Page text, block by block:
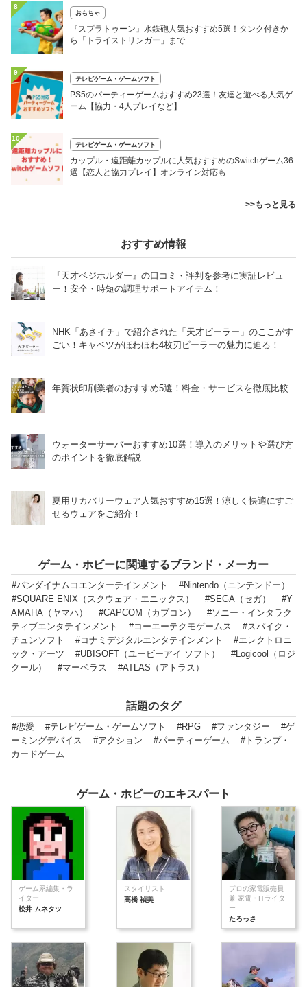
8
おもちゃ
『スプラトゥーン』水鉄砲人気おすすめ5選！タンク付きか
ら「トライストリンガー」まで
9
テレビゲーム・ゲームソフト
PS5のパーティーゲームおすすめ23選！友達と遊べる人気ゲ
ーム【協力・4人プレイなど】
10
テレビゲーム・ゲームソフト
カップル・遠距離カップルに人気おすすめのSwitchゲーム36
選【恋人と協力プレイ】オンライン対応も
>>もっと見る
おすすめ情報
『天才ベジホルダー』の口コミ・評判を参考に実証レビュ
ー！安全・時短の調理サポートアイテム！
NHK「あさイチ」で紹介された「天才ピーラー」のここがす
ごい！キャベツがほわほわ4枚刃ピーラーの魅力に迫る！
年賀状印刷業者のおすすめ5選！料金・サービスを徹底比較
ウォーターサーバーおすすめ10選！導入のメリットや選び方
のポイントを徹底解説
夏用リカバリーウェア人気おすすめ15選！涼しく快適にすご
せるウェアをご紹介！
ゲーム・ホビーに関連するブランド・メーカー
#バンダイナムコエンターテインメント
#Nintendo（ニンテンドー）
#SQUARE ENIX（スクウェア・エニックス）
#SEGA（セガ）
#Y
AMAHA（ヤマハ）
#CAPCOM（カプコン）
#ソニー・インタラク
ティブエンタテインメント
#コーエーテクモゲームス
#スパイク・
チュンソフト
#コナミデジタルエンタテインメント
#エレクトロニ
ック・アーツ
#UBISOFT（ユービーアイ ソフト）
#Logicool（ロジ
クール）
#マーベラス #ATLAS（アトラス）
話題のタグ
#恋愛 #テレビゲーム・ゲームソフト #RPG #ファンタジー
#ゲ
ーミングデバイス
#アクション #パーティーゲーム
#トランプ・
カードゲーム
ゲーム・ホビーのエキスパート
ゲーム系編集・ラ
イター
松井 ムネタツ
スタイリスト
高橋 禎美
プロの家電販売員
兼 家電・ITライタ
ー
たろっさ